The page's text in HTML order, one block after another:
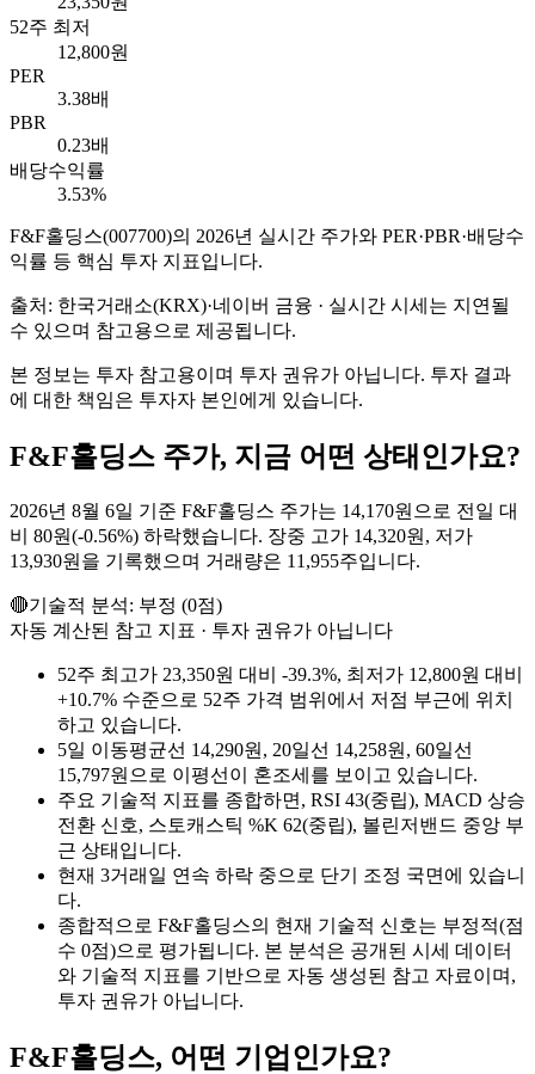
52주 최저
12,800원
PER
3.38배
PBR
0.23배
배당수익률
3.53%
F&F홀딩스(007700)의 2026년 실시간 주가와 PER·PBR·배당수
익률 등 핵심 투자 지표입니다.
출처: 한국거래소(KRX)·네이버 금융 · 실시간 시세는 지연될
수 있으며 참고용으로 제공됩니다.
본 정보는 투자 참고용이며 투자 권유가 아닙니다. 투자 결과
에 대한 책임은 투자자 본인에게 있습니다.
F&F홀딩스 주가, 지금 어떤 상태인가요?
2026년 8월 6일 기준 F&F홀딩스 주가는 14,170원으로 전일 대
비 80원(-0.56%) 하락했습니다. 장중 고가 14,320원, 저가
13,930원을 기록했으며 거래량은 11,955주입니다.
🔴기술적 분석: 부정 (0점)
자동 계산된 참고 지표 · 투자 권유가 아닙니다
52주 최고가 23,350원 대비 -39.3%, 최저가 12,800원 대비
+10.7% 수준으로 52주 가격 범위에서 저점 부근에 위치
하고 있습니다.
5일 이동평균선 14,290원, 20일선 14,258원, 60일선
15,797원으로 이평선이 혼조세를 보이고 있습니다.
주요 기술적 지표를 종합하면, RSI 43(중립), MACD 상승
전환 신호, 스토캐스틱 %K 62(중립), 볼린저밴드 중앙 부
근 상태입니다.
현재 3거래일 연속 하락 중으로 단기 조정 국면에 있습니
다.
종합적으로 F&F홀딩스의 현재 기술적 신호는 부정적(점
수 0점)으로 평가됩니다. 본 분석은 공개된 시세 데이터
와 기술적 지표를 기반으로 자동 생성된 참고 자료이며,
투자 권유가 아닙니다.
F&F홀딩스, 어떤 기업인가요?